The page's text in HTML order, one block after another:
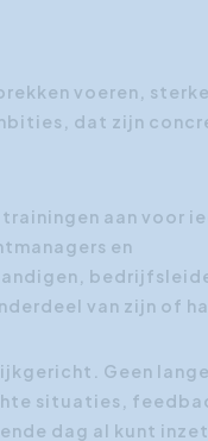
voeren,
dat zijn
aan voor
en
van zijn of
Geen lange
situaties,
dag al kunt